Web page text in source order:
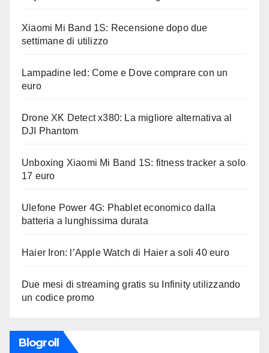
Xiaomi Mi Band 1S: Recensione dopo due
settimane di utilizzo
Lampadine led: Come e Dove comprare con un
euro
Drone XK Detect x380: La migliore alternativa al
DJI Phantom
Unboxing Xiaomi Mi Band 1S: fitness tracker a solo
17 euro
Ulefone Power 4G: Phablet economico dalla
batteria a lunghissima durata
Haier Iron: l’Apple Watch di Haier a soli 40 euro
Due mesi di streaming gratis su Infinity utilizzando
un codice promo
Blogroll